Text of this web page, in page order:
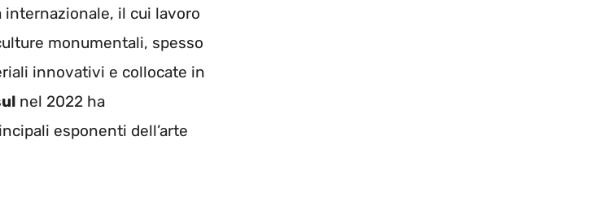
internazionale, il cui lavoro
monumentali, spesso
innovativi e collocate in
nel 2022 ha
esponenti dell’arte